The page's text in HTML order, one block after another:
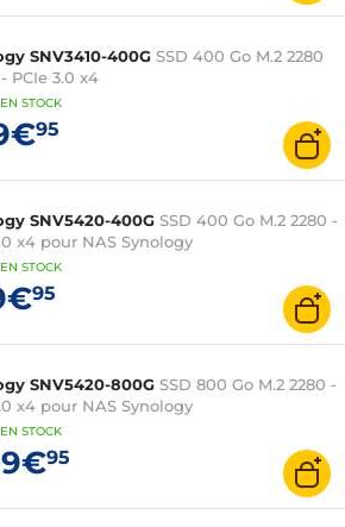
SNV3410-400G SSD 400 Go M.2 2280
PCIe 3.0 x4
EN STOCK
95
SNV5420-400G SSD 400 Go M.2 2280 -
x4 pour NAS Synology
EN STOCK
95
SNV5420-800G SSD 800 Go M.2 2280 -
x4 pour NAS Synology
EN STOCK
95